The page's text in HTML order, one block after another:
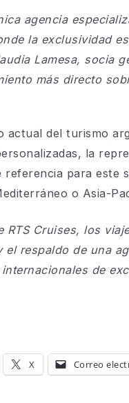
agencia
la exclusividad
Lamesa, socia
más directo
actual del turismo
la
referencia para este
o Asia-
RTS Cruises, los
el respaldo de una
de
X Correo